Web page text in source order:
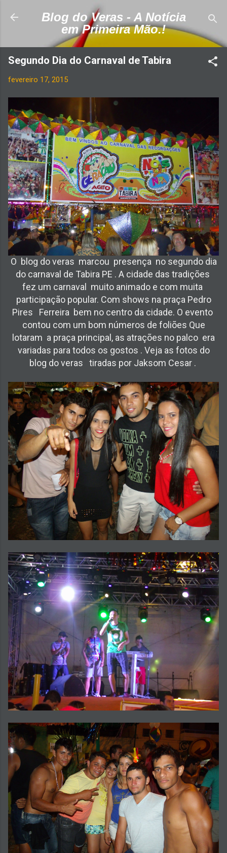
Pular para o conteúdo principal
Blog do Veras - A Notícia
em Primeira Mão.!
Segundo Dia do Carnaval de Tabira
fevereiro 17, 2015
O blog do veras marcou presença no segundo dia
do carnaval de Tabira PE . A cidade das tradições
fez um carnaval muito animado e com muita
participação popular. Com shows na praça Pedro
Pires Ferreira bem no centro da cidade. O evento
contou com um bom números de foliões Que
lotaram a praça principal, as atrações no palco era
variadas para todos os gostos . Veja as fotos do
blog do veras tiradas por Jaksom Cesar .